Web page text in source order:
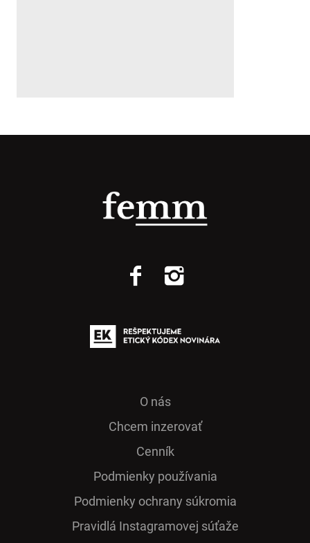
O nás
Chcem inzerovať
Cenník
Podmienky používania
Podmienky ochrany súkromia
Pra­vidlá Ins­ta­gra­mo­vej sú­ťaže